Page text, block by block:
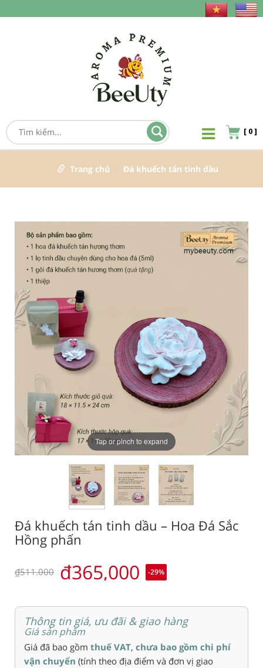
[0]
Trang chủ Đá khuếch tán tinh dầu
Tap or pinch to expand
Đá khuếch tán tinh dầu – Hoa Đá Sắc
Hồng phấn
₫511.000 ₫365,000 -29%
Thông tin giá, ưu đãi & giao hàng
Giá sản phẩm
Giá đã bao gồm thuế VAT, chưa bao gồm chi phí
vận chuyển (tính theo địa điểm và đơn vị giao